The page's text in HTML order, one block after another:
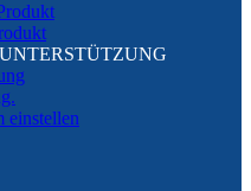
einstellen